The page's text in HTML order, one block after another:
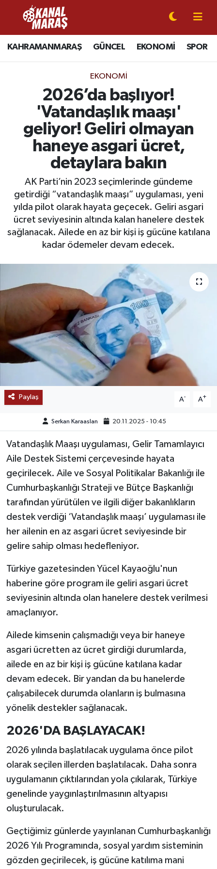
KAHRAMANMARAŞ GÜNCEL EKONOMİ SPOR
EKONOMI
2026’da başlıyor!
'Vatandaşlık maaşı'
geliyor! Geliri olmayan
haneye asgari ücret,
detaylara bakın
AK Parti’nin 2023 seçimlerinde gündeme
getirdiği “vatandaşlık maaşı” uygulaması, yeni
yılda pilot olarak hayata geçecek. Geliri asgari
ücret seviyesinin altında kalan hanelere destek
sağlanacak. Ailede en az bir kişi iş gücüne katılana
kadar ödemeler devam edecek.
Paylaş A- A+
Serkan Karaaslan 20.11.2025 - 10:45
Vatandaşlık Maaşı uygulaması, Gelir Tamamlayıcı
Aile Destek Sistemi çerçevesinde hayata
geçirilecek. Aile ve Sosyal Politikalar Bakanlığı ile
Cumhurbaşkanlığı Strateji ve Bütçe Başkanlığı
tarafından yürütülen ve ilgili diğer bakanlıkların
destek verdiği ‘Vatandaşlık maaşı’ uygulaması ile
her ailenin en az asgari ücret seviyesinde bir
gelire sahip olması hedefleniyor.
Türkiye gazetesinden Yücel Kayaoğlu'nun
haberine göre program ile geliri asgari ücret
seviyesinin altında olan hanelere destek verilmesi
amaçlanıyor.
Ailede kimsenin çalışmadığı veya bir haneye
asgari ücretten az ücret girdiği durumlarda,
ailede en az bir kişi iş gücüne katılana kadar
devam edecek. Bir yandan da bu hanelerde
çalışabilecek durumda olanların iş bulmasına
yönelik destekler sağlanacak.
2026'DA BAŞLAYACAK!
2026 yılında başlatılacak uygulama önce pilot
olarak seçilen illerden başlatılacak. Daha sonra
uygulamanın çıktılarından yola çıkılarak, Türkiye
genelinde yaygınlaştırılmasının altyapısı
oluşturulacak.
Geçtiğimiz günlerde yayınlanan Cumhurbaşkanlığı
2026 Yılı Programında, sosyal yardım sisteminin
gözden geçirilecek, iş gücüne katılıma mani
CANLI YAYIN
KAHRAMANMARAŞ
SPOR
SİYASET
EKONOMİ
GÜNDEM
MAGAZİN
SAĞLIK
BÖLGE
KEŞFET
POPÜLER
DÜNYA
MEDYA
OTOMOTİV
TEKNOLOJİ
KÜLTÜR SANAT
Kahramanmaraş Nöbetçi Eczaneler
Kahramanmaraş Hava Durumu
Kahramanmaraş Trafik Yoğunluk Haritası
Süper Lig Puan Durumu ve Fikstür
Tüm Manşetler
Son Dakika Haberleri
Haber Arşivi